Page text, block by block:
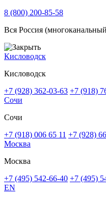
8 (800) 200-85-58
Вся Россия
Кисловодск
Кисловодск
+7 (928) 362-03-63 +7 (918)
Сочи
Сочи
+7 (918) 006 65 11 +7 (928)
Москва
Москва
+7 (495) 542-66-40 +7 (495)
EN